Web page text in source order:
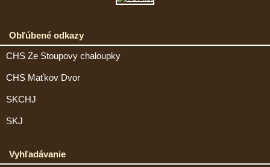
Obľúbené odkazy
CHS Ze Stoupovy chaloupky
CHS Maťkov Dvor
SKCHJ
SKJ
Vyhľadávanie